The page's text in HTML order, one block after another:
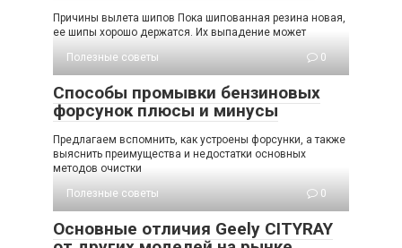
Причины вылета шипов Пока шипованная резина новая,
ее шипы хорошо держатся. Их выпадение может
Полезные советы
0
Способы промывки бензиновых
форсунок плюсы и минусы
Предлагаем вспомнить, как устроены форсунки, а также
выяснить преимущества и недостатки основных
методов очистки
Полезные советы
0
Основные отличия Geely CITYRAY